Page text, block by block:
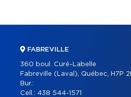
FABREVILLE
360 boul. Curé-Labelle
Fabreville (Laval), Québec, H7P
Bur.:
Cell.: 438 544-1571